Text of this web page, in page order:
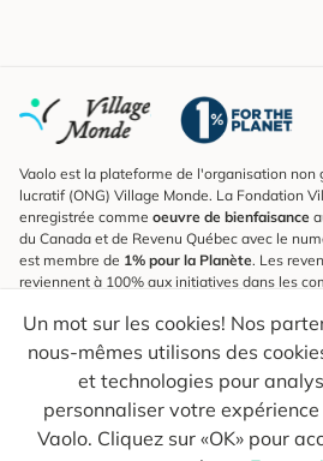
Un mot sur les cookies! Nos
nous-mêmes utilisons des
et technologies pour
personnaliser votre
Vaolo. Cliquez sur «OK» pour
Vaolo est la plateforme de l'organisation non
lucratif (ONG) Village Monde. La Fondation
enregistrée comme oeuvre de bienfaisance
du Canada et de Revenu Québec avec le
est membre de 1% pour la Planète. Les
reviennent à 100% aux initiatives dans les
S'inscrire à l'infolettre
Pour connaître les nouveautés, suivre nos
astuces pour des voyages plus conscients.
Ton courriel